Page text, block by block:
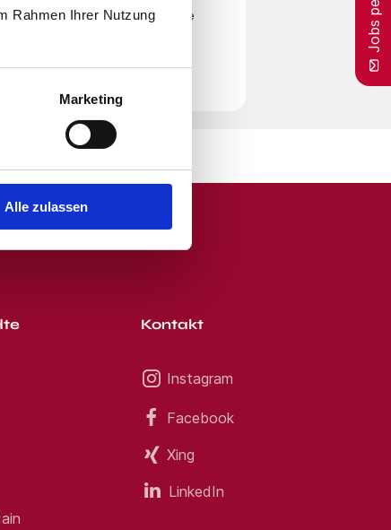
Rahmen Ihrer Nutzung
Marketing
Alle zulassen
Nutzungsbedingungen zu. Beachte
von unserem E-Mail-Service
Kontakt
Instagram
Facebook
Xing
LinkedIn